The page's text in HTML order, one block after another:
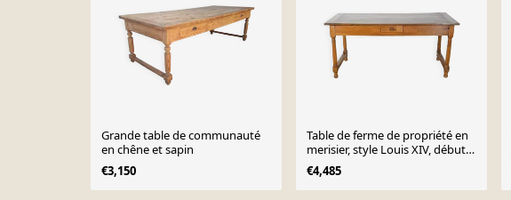
Grande table de communauté
en chêne et sapin
€3,150
Table de ferme de propriété en
merisier, style Louis XIV, début
XIXème
€4,485